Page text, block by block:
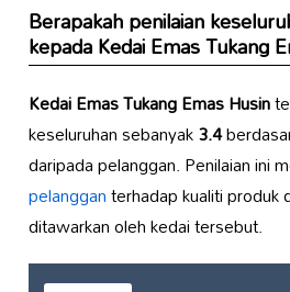
Berapakah penilaian
kepadaKedai Emas Tukang
Kedai Emas Tukang Emas Husin
keseluruhan sebanyak3.4
daripada pelanggan. Penilaian ini
pelangganterhadap kualiti produk
ditawarkan oleh kedai tersebut.